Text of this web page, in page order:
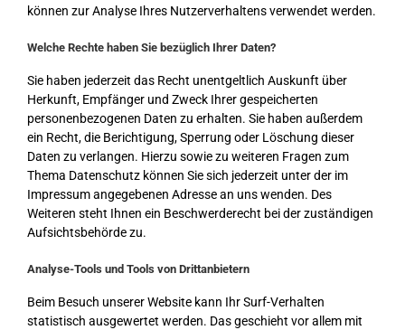
können zur Analyse Ihres Nutzerverhaltens verwendet werden.
Welche Rechte haben Sie bezüglich Ihrer Daten?
Sie haben jederzeit das Recht unentgeltlich Auskunft über
Herkunft, Empfänger und Zweck Ihrer gespeicherten
personenbezogenen Daten zu erhalten. Sie haben außerdem
ein Recht, die Berichtigung, Sperrung oder Löschung dieser
Daten zu verlangen. Hierzu sowie zu weiteren Fragen zum
Thema Datenschutz können Sie sich jederzeit unter der im
Impressum angegebenen Adresse an uns wenden. Des
Weiteren steht Ihnen ein Beschwerderecht bei der zuständigen
Aufsichtsbehörde zu.
Analyse-Tools und Tools von Drittanbietern
Beim Besuch unserer Website kann Ihr Surf-Verhalten
statistisch ausgewertet werden. Das geschieht vor allem mit